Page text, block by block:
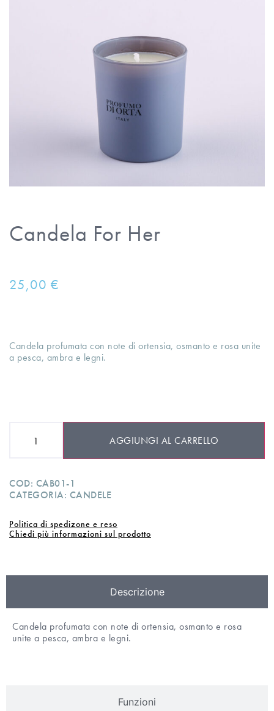
Candela For Her
25,00 €
Candela profumata con note di ortensia, osmanto e rosa unite
a pesca, ambra e legni.
AGGIUNGI AL CARRELLO
COD: CAB01-1
CATEGORIA: CANDELE
Politica di spedizone e reso
Chiedi più informazioni sul prodotto
Descrizione
Funzioni
Candela profumata con note di ortensia, osmanto e rosa
unite a pesca, ambra e legni.